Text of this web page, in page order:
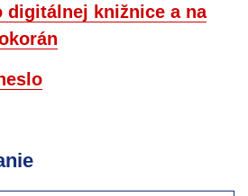
digitálnej knižnice a na